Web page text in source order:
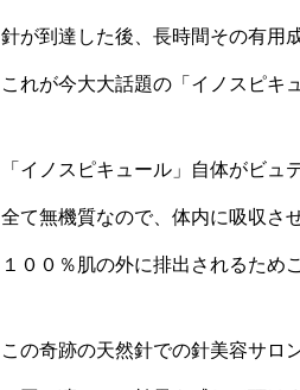
針が到達した後、長時間その有用
これが今大大話題の「イノスピキ
「イノスピキュール」自体がビュ
全て無機質なので、体内に吸収さ
１００％肌の外に排出されるため
この奇跡の天然針での針美容サロ